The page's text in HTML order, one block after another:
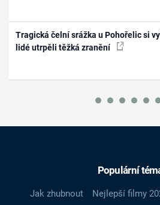
Tragická čelní srážka u Pohořelic si
lidé utrpěli těžká zranění
Populární
Jak zhubnout Nejlepší filmy